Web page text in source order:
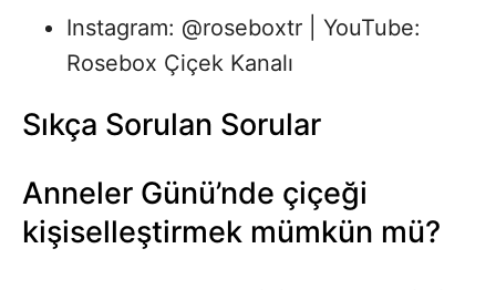
Instagram: @roseboxtr | YouTube:
Rosebox Çiçek Kanalı
Sıkça Sorulan Sorular
Anneler Günü’nde çiçeği
kişiselleştirmek mümkün mü?